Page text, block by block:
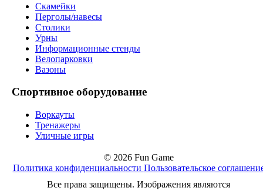
Скамейки
Перголы/навесы
Столики
Урны
Информационные стенды
Велопарковки
Вазоны
Спортивное оборудование
Воркауты
Тренажеры
Уличные игры
© 2026 Fun Game
Политика конфиденциальности Пользовательское
Все права защищены. Изображения являются